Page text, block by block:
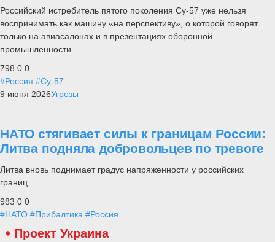
Российский истребитель пятого поколения Су-57 уже нельзя
воспринимать как машину «на перспективу», о которой говорят
только на авиасалонах и в презентациях оборонной
промышленности.
798 0 0
#Россия #Су-57
9 июня 2026Угрозы
НАТО стягивает силы к границам России:
Литва подняла добровольцев по тревоге
Литва вновь поднимает градус напряженности у российских
границ.
983 0 0
#НАТО #Прибалтика #Россия
Проект Украина